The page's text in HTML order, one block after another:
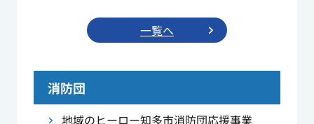
一覧へ
消防団
地域のヒーロー知多市消防団応援事業